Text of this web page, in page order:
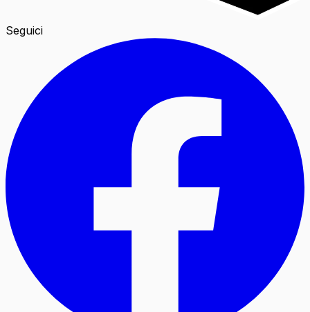
Seguici